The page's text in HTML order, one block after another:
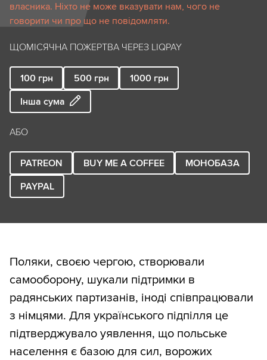
власника. Ніхто не може вказувати нам, чого не
говорити чи про що не повідомляти.
ЩОМІСЯЧНА ПОЖЕРТВА ЧЕРЕЗ LIQPAY
100 грн 500 грн 1000 грн
Інша сума
АБО
PATREON BUY ME A COFFEE
МОНОБАЗА
PAYPAL
Поляки, своєю чергою, створювали
самооборону, шукали підтримки в
радянських партизанів, іноді співпрацювали
з німцями. Для українського підпілля це
підтверджувало уявлення, що польське
населення є базою для сил, ворожих